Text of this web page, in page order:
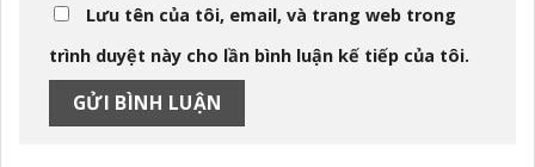
Lưu tên của tôi, email, và trang web trong
trình duyệt này cho lần bình luận kế tiếp của tôi.